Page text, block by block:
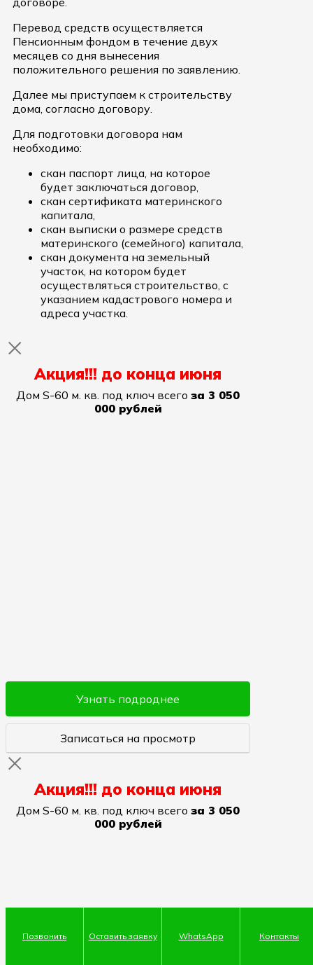
Позвонить Оставить заявку WhatsApp Контакты
Перевод средств осуществляется
Пенсионным фондом в течение двух
месяцев со дня вынесения
положительного решения по заявлению.
Далее мы приступаем к строительству
дома, согласно договору.
Для подготовки договора нам
необходимо:
скан паспорт лица, на которое
будет заключаться договор,
скан сертификата материнского
капитала,
скан выписки о размере средств
материнского (семейного) капитала,
скан документа на земельный
участок, на котором будет
осуществляться строительство, с
указанием кадастрового номера и
адреса участка.
Акция!!! до конца июня
Дом S-60 м. кв. под ключ всего за 3 050
000 рублей
Узнать подроднее
Записаться на просмотр
Акция!!! до конца июня
Дом S-60 м. кв. под ключ всего за 3 050
000 рублей